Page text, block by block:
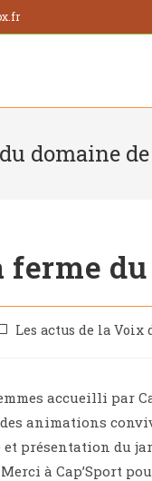
domaine
Les actus de la Voix
accueilli par
des animations
présentation du
à Cap’Sport